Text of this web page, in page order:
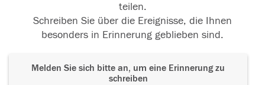
teilen.
Schreiben Sie über die Ereignisse, die Ihnen
besonders in Erinnerung geblieben sind.
Melden Sie sich bitte an, um eine Erinnerung zu
schreiben